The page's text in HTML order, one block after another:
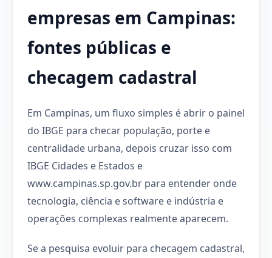
empresas em Campinas:
fontes públicas e
checagem cadastral
Em Campinas, um fluxo simples é abrir o painel
do IBGE para checar população, porte e
centralidade urbana, depois cruzar isso com
IBGE Cidades e Estados e
www.campinas.sp.gov.br para entender onde
tecnologia, ciência e software e indústria e
operações complexas realmente aparecem.
Se a pesquisa evoluir para checagem cadastral,